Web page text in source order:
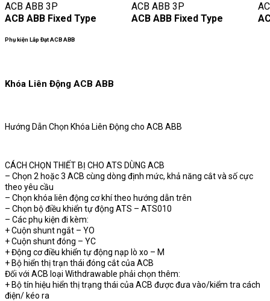
ACB ABB 3P ACB ABB 3P
ACB ABB Fixed Type
ACB ABB Fixed Type
Phụ kiện Lắp Đạt ACB ABB
Khóa Liên Động ACB ABB
Hướng Dẫn Chọn Khóa Liên Động cho ACB ABB
CÁCH CHỌN THIẾT BỊ CHO ATS DÙNG ACB
– Chọn 2 hoặc 3 ACB cùng dòng định mức, khả năng cắt và số cực
theo yêu cầu
– Chọn khóa liên động cơ khí theo hướng dẫn trên
– Chọn bộ điều khiển tự động ATS – ATS010
– Các phụ kiện đi kèm:
+ Cuộn shunt ngắt – YO
+ Cuộn shunt đóng – YC
+ Động cơ điều khiển tự động nạp lò xo – M
+ Bộ hiển thị trạn thái đóng cắt của ACB
Đối với ACB loại Withdrawable phải chọn thêm:
+ Bộ tín hiệu hiển thị trạng thái của ACB được đưa vào/kiểm tra cách
điện/ kéo ra